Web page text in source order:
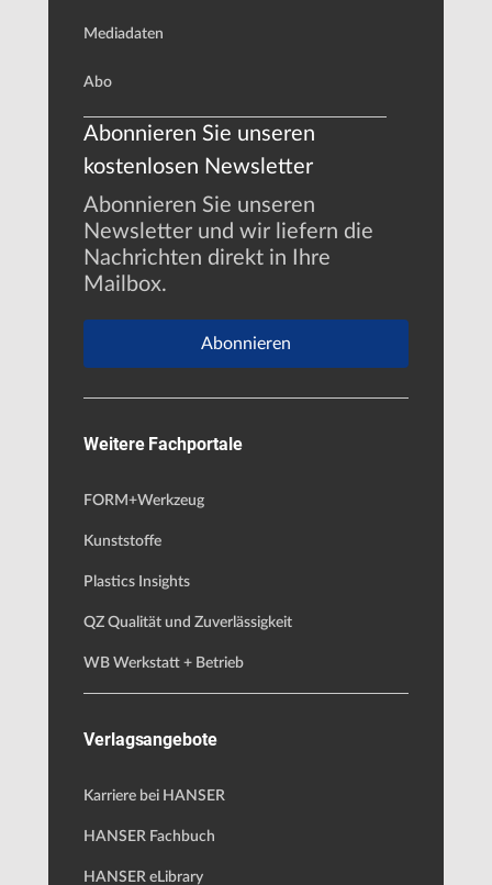
Mediadaten
Abo
Abonnieren Sie unseren
kostenlosen Newsletter
Abonnieren Sie unseren
Newsletter und wir liefern die
Nachrichten direkt in Ihre
Mailbox.
Abonnieren
Weitere Fachportale
FORM+Werkzeug
Kunststoffe
Plastics Insights
QZ Qualität und Zuverlässigkeit
WB Werkstatt + Betrieb
Verlagsangebote
Karriere bei HANSER
HANSER Fachbuch
HANSER eLibrary